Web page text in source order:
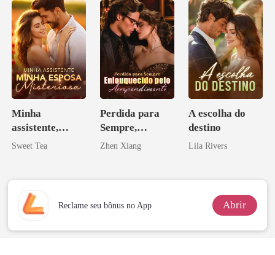
Minha
assistente,
minha esposa
Sweet Tea
Perdida para
Sempre,
Enlouquecido
o
Zhen Xiang
A escolha do
destino
Lila Rivers
Reclame seu bônus no App Abrir